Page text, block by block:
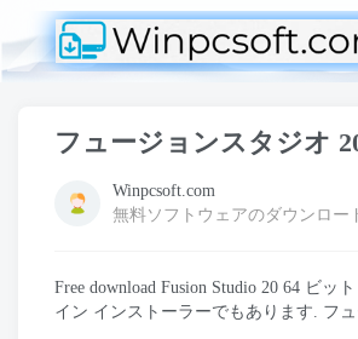
フュージョンスタジオ
Winpcsoft.com
無料ソフトウェアのダウンロー
Free download Fusion Studio 20 64 ビッ
イン インストーラーでもあります. フ